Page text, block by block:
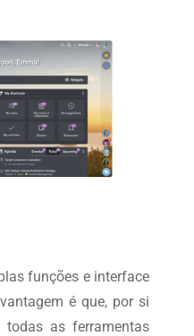
funções e interface
é que, por si
as ferramentas